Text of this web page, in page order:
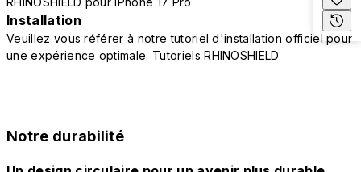
Installation
Veuillez vous référer à notre tutoriel d'installation officiel pour
une expérience optimale. Tutoriels RHINOSHIELD
Notre durabilité